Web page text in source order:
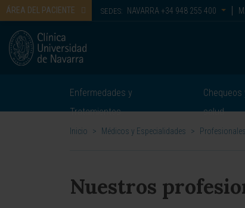
ÁREA DEL PACIENTE SEDES: NAVARRA +34 948 255 400
Enfermedades y
Tratamientos
Chequeos
salud
Inicio > Médicos y Especialidades > Profesionales
Nuestros